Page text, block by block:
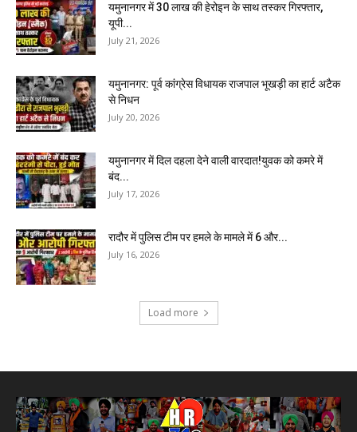
यमुनानगर में 30 लाख की हेरोइन के साथ तस्कर गिरफ्तार,
यूपी...
July 21, 2026
यमुनानगर: पूर्व कांग्रेस विधायक राजपाल भूखड़ी का हार्ट अटैक
से निधन
July 20, 2026
यमुनानगर में दिल दहला देने वाली वारदात!युवक को कमरे में
बंद...
July 17, 2026
रादौर में पुलिस टीम पर हमले के मामले में 6 और...
July 16, 2026
Load more